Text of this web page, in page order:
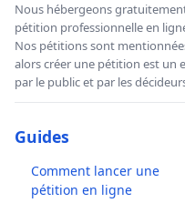
Nous hébergeons
pétition professionnelle en
Nos pétitions sont
alors créer une pétition est un
par le public et par les
Guides
Comment lancer une
pétition en ligne